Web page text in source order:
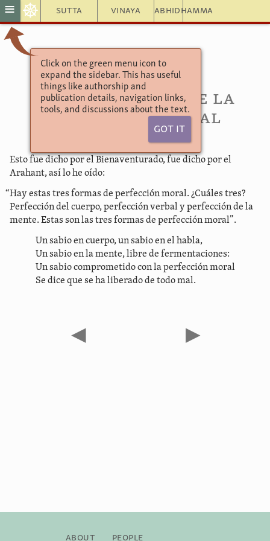
Sutta Vinaya Abhidhamma
≡ ☸
Click on the green menu icon to
expand the sidebar. This has useful
things like authorship and
publication details, navigation links,
tools, and discussions about the text.
Got It
Esto fue dicho
Capítulo 3
67. Discurso sobre la
perfección moral
Esto fue dicho por el Bienaventurado, fue dicho por el
Arahant, así lo he oído:
“Hay estas tres formas de perfección moral. ¿Cuáles tres?
Perfección del cuerpo, perfección verbal y perfección de la
mente. Estas son las tres formas de perfección moral”.
Un sabio en cuerpo, un sabio en el habla,
Un sabio en la mente, libre de fermentaciones:
Un sabio comprometido con la perfección moral
Se dice que se ha liberado de todo mal.
◀ ▶
About People